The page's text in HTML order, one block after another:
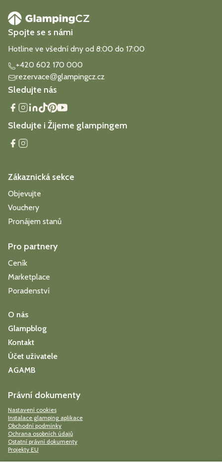
Spojte se s námi
Hotline ve všední dny od 8:00 do 17:00
+420 602 170 000
rezervace@glampingcz.cz
Sledujte nás
Sledujte i Žijeme glampingem
Zákaznická sekce
Objevujte
Vouchery
Pronájem stanů
Pro partnery
Ceník
Marketplace
Poradenství
O nás
Glampblog
Kontakt
Účet uživatele
AGAMB
Právní dokumenty
Nastavení cookies
Instalace glamping aplikace
Obchodní podmínky
Ochrana osobních údajů
Ostatní právní dokumenty
Projekty EU